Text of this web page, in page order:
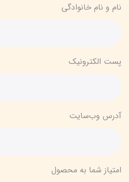
نام و نام خانوادگی
پست الکترونیک
آدرس وب‌سایت
امتیاز شما به محصول